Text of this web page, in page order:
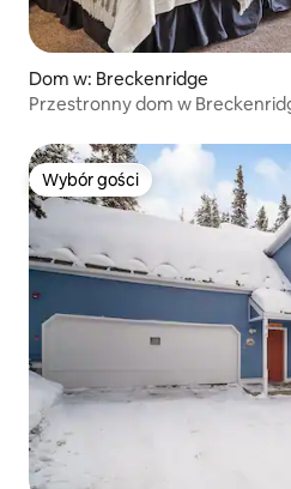
Dom w: Breckenridge
Przestronny dom w
Wybór gości
Wybór gości